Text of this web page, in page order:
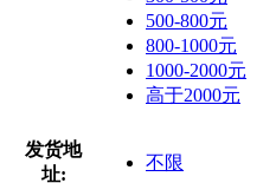
500-800元
800-1000元
1000-2000元
高于2000元
发货地
址:
不限